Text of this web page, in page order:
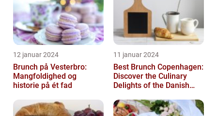
12 januar 2024
Brunch på Vesterbro:
Mangfoldighed og
historie på ét fad
11 januar 2024
Best Brunch Copenhagen:
Discover the Culinary
Delights of the Danish